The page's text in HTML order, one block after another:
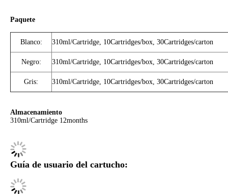
Paquete
Blanco: 310ml/Cartridge, 10Cartridges/box, 30Cartridges/carton
Negro: 310ml/Cartridge, 10Cartridges/box, 30Cartridges/carton
Gris: 310ml/Cartridge, 10Cartridges/box, 30Cartridges/carton
Almacenamiento
310ml/Cartridge 12months
Guía de usuario del cartucho: